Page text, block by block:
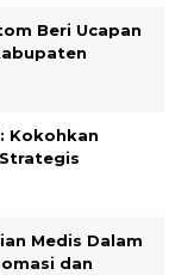
Beri Ucapan
Kokohkan
Medis Dalam
dan